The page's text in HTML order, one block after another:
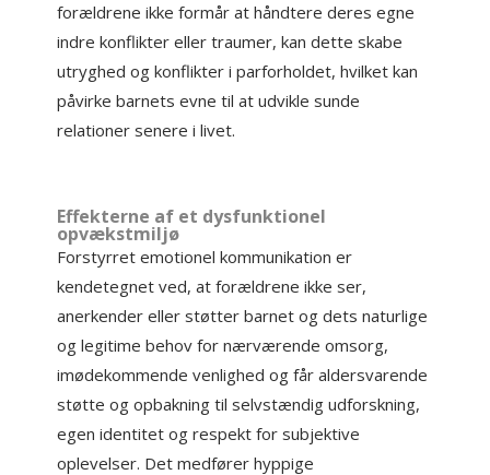
forældrene ikke formår at håndtere deres egne
indre konflikter eller traumer, kan dette skabe
utryghed og konflikter i parforholdet, hvilket kan
påvirke barnets evne til at udvikle sunde
relationer senere i livet.
Effekterne af et dysfunktionel
opvækstmiljø
Forstyrret emotionel kommunikation er
kendetegnet ved, at forældrene ikke ser,
anerkender eller støtter barnet og dets naturlige
og legitime behov for nærværende omsorg,
imødekommende venlighed og får aldersvarende
støtte og opbakning til selvstændig udforskning,
egen identitet og respekt for subjektive
oplevelser. Det medfører hyppige